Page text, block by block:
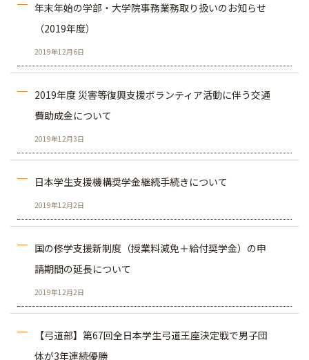
年末年始の学部・大学院事務業務取り扱いのお知らせ
（2019年度）
2019年12月6日
2019年度 災害等復興支援ボランティア活動に伴う交通
費助成金について
2019年12月3日
日本学生支援機構奨学金継続手続きについて
2019年12月2日
国の修学支援新制度（授業料減免＋給付奨学金）の申
請期間の延長について
2019年12月2日
【弓道部】第67回全日本学生弓道王座決定戦で男子団
体が3年連続優勝